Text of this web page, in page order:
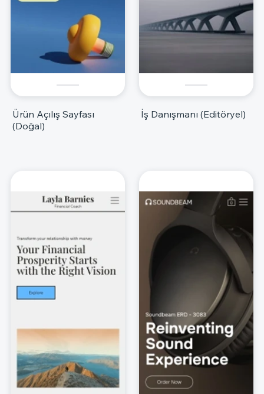
Ürün Açılış Sayfası
(Doğal)
İş Danışmanı (Editöryel)